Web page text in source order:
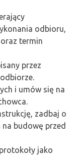
odbioru,
termin
przez
i umów się na
zadbaj o
budowę przed
jako